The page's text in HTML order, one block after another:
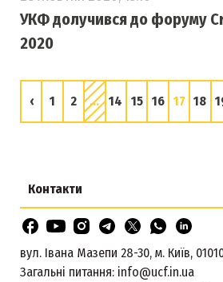
УКФ долучився до форуму
2020
‹ 1 2 ... 14 15 16 17 18
Контакти
вул. Івана Мазепи 28-30, м. Київ,
Загальні питання: info@ucf.in.ua